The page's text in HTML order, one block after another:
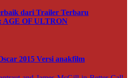
dari Trailer Terbaru
AGE OF ULTRON
2015 Versi anakfilm